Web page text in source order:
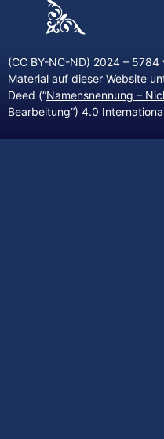
(CC BY-NC-ND) 2024 – 5784
Material auf dieser Website
Deed (“Namensnennung –
Bearbeitung“) 4.0